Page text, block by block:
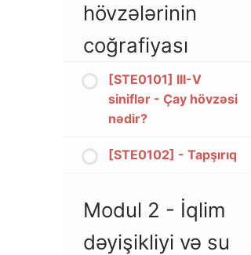
hövzələrinin
coğrafiyası
[STE0101] III-V
siniflər - Çay hövzəsi
nədir?
[STE0102] - Tapşırıq
Modul 2 - İqlim
dəyişikliyi və su